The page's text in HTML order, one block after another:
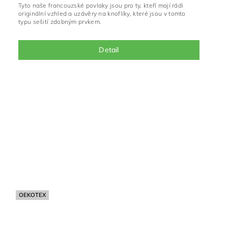
Detail
Tyto naše francouzské povlaky jsou pro ty, kteří mají rádi
originální vzhled a uzávěry na knoflíky, které jsou v tomto
typu sešití zdobným prvkem.
OEKOTEX